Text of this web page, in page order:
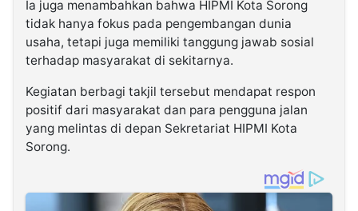
Ia juga menambahkan bahwa HIPMI Kota Sorong
tidak hanya fokus pada pengembangan dunia
usaha, tetapi juga memiliki tanggung jawab sosial
terhadap masyarakat di sekitarnya.
Kegiatan berbagi takjil tersebut mendapat respon
positif dari masyarakat dan para pengguna jalan
yang melintas di depan Sekretariat HIPMI Kota
Sorong.